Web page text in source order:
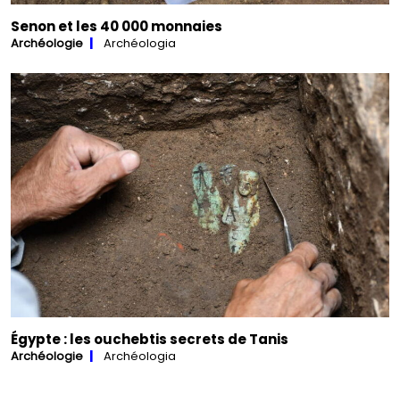
Senon et les 40 000 monnaies
Archéologie Archéologia
Égypte : les ouchebtis secrets de Tanis
Archéologie Archéologia